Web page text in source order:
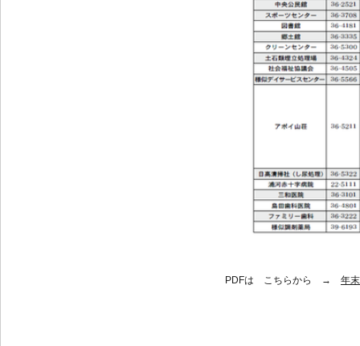
PDFは こちらから → 年